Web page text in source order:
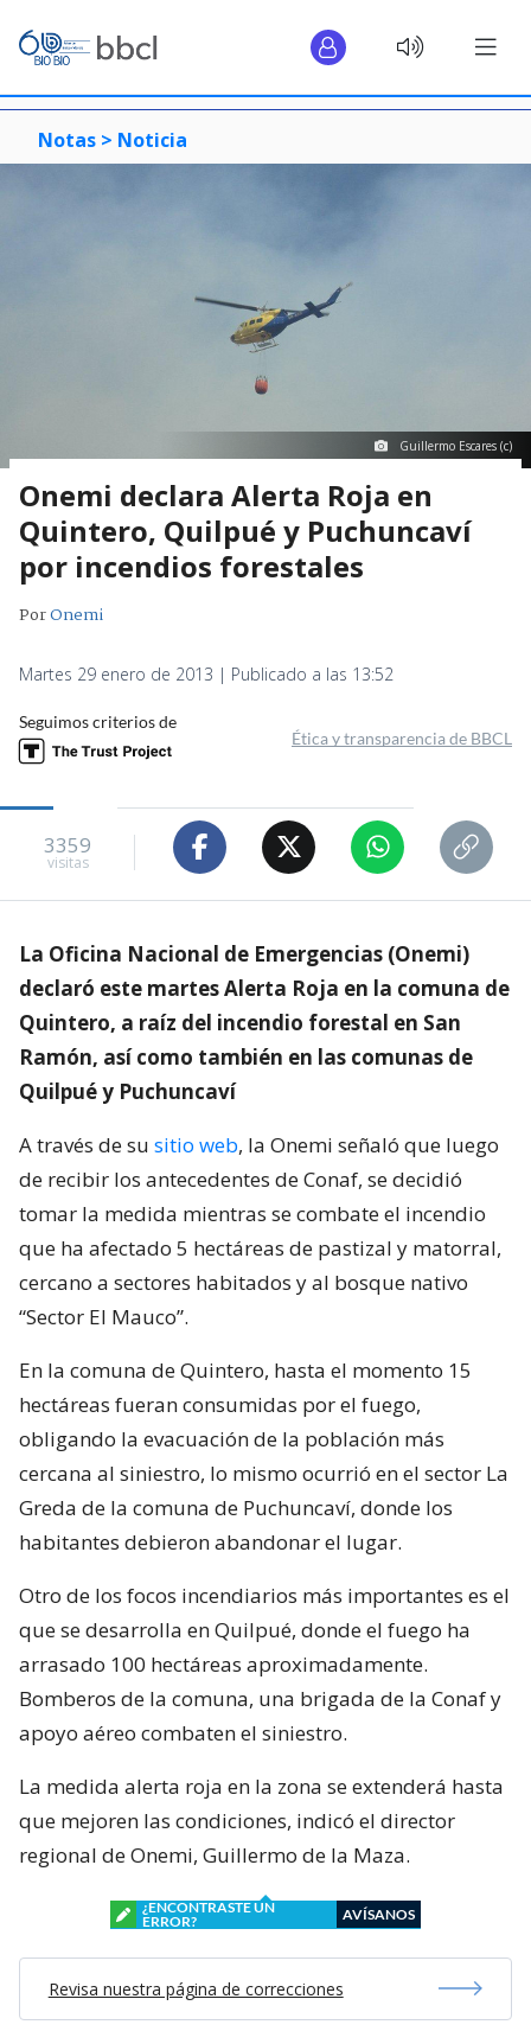
Notas > Noticia
Guillermo Escares (c)
Onemi declara Alerta Roja en
Quintero, Quilpué y Puchuncaví
por incendios forestales
PorOnemi
Martes 29 enero de 2013 | Publicado a las 13:52
Seguimos criterios de
Ética y transparencia de BBCL
3359
visitas
La Oficina Nacional de Emergencias (Onemi)
declaró este martes Alerta Roja en la comuna de
Quintero, a raíz del incendio forestal en San
Ramón, así como también en las comunas de
Quilpué y Puchuncaví
A través de su sitio web, la Onemi señaló que luego
de recibir los antecedentes de Conaf, se decidió
tomar la medida mientras se combate el incendio
que ha afectado 5 hectáreas de pastizal y matorral,
cercano a sectores habitados y al bosque nativo
“Sector El Mauco”.
En la comuna de Quintero, hasta el momento 15
hectáreas fueran consumidas por el fuego,
obligando la evacuación de la población más
cercana al siniestro, lo mismo ocurrió en el sector La
Greda de la comuna de Puchuncaví, donde los
habitantes debieron abandonar el lugar.
Otro de los focos incendiarios más importantes es el
que se desarrolla en Quilpué, donde el fuego ha
arrasado 100 hectáreas aproximadamente.
Bomberos de la comuna, una brigada de la Conaf y
apoyo aéreo combaten el siniestro.
La medida alerta roja en la zona se extenderá hasta
que mejoren las condiciones, indicó el director
regional de Onemi, Guillermo de la Maza.
¿ENCONTRASTE UN
ERROR?
AVÍSANOS
Revisa nuestra página de correcciones